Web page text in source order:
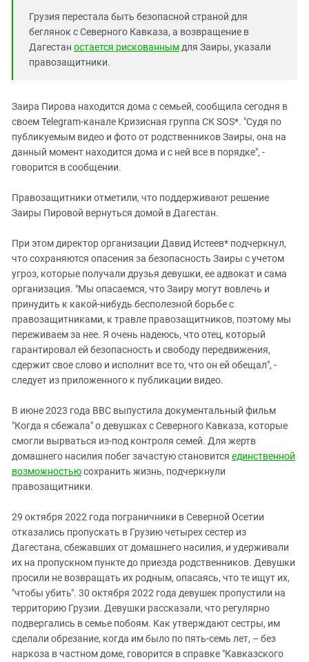
Грузия перестала быть безопасной страной для
беглянок с Северного Кавказа, а возвращение в
Дагестан остается рискованным для Заиры, указали
правозащитники.
Заира Пирова находится дома с семьей, сообщила сегодня в
своем Telegram-канале Кризисная группа СК SOS*. "Судя по
публикуемым видео и фото от родственников Заиры, она на
данный момент находится дома и с ней все в порядке", -
говорится в сообщении.
Правозащитники отметили, что поддерживают решение
Заиры Пировой вернуться домой в Дагестан.
При этом директор организации Давид Истеев* подчеркнул,
что сохраняются опасения за безопасность Заиры с учетом
угроз, которые получали друзья девушки, ее адвокат и сама
организация. "Мы опасаемся, что Заиру могут вовлечь и
принудить к какой-нибудь бесполезной борьбе с
правозащитниками, к травле правозащитников, поэтому мы
переживаем за нее. Я очень надеюсь, что отец, который
гарантировал ей безопасность и свободу передвижения,
сдержит свое слово и исполнит все то, что он ей обещал", -
следует из приложенного к публикации видео.
В июне 2023 года BBC выпустила документальный фильм
"Когда я сбежала" о девушках с Северного Кавказа, которые
смогли вырваться из-под контроля семей. Для жертв
домашнего насилия побег зачастую становится единственной
возможностьюсохранить жизнь, подчеркнули
правозащитники.
29 октября 2022 года пограничники в Северной Осетии
отказались пропускать в Грузию четырех сестер из
Дагестана, сбежавших от домашнего насилия, и удерживали
их на пропускном пункте до приезда родственников. Девушки
просили не возвращать их родным, опасаясь, что те ищут их,
"чтобы убить". 30 октября 2022 года девушек пропустили на
территорию Грузии. Девушки рассказали, что регулярно
подвергались в семье побоям. Как утверждают сестры, им
сделали обрезание, когда им было по пять-семь лет, – без
наркоза в частном доме, говорится в справке "Кавказского